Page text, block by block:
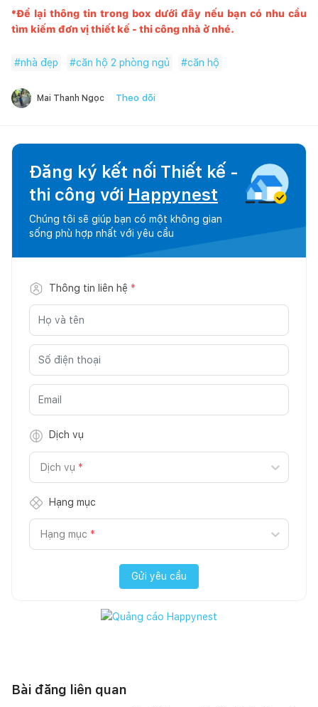
*Để lại thông tin trong box dưới đây nếu bạn có nhu cầu
tìm kiếm đơn vị thiết kế - thi công nhà ở nhé.
#nhà đẹp #căn hộ 2 phòng ngủ #căn hộ
Mai Thanh Ngọc Theo dõi
Đăng ký kết nối Thiết kế -
thi công với Happynest
Chúng tôi sẽ giúp bạn có một không gian
sống phù hợp nhất với yêu cầu
Thông tin liên hệ *
Dịch vụ
Dịch vụ *
Hạng mục
Hạng mục *
Gửi yêu cầu
Bài đăng liên quan